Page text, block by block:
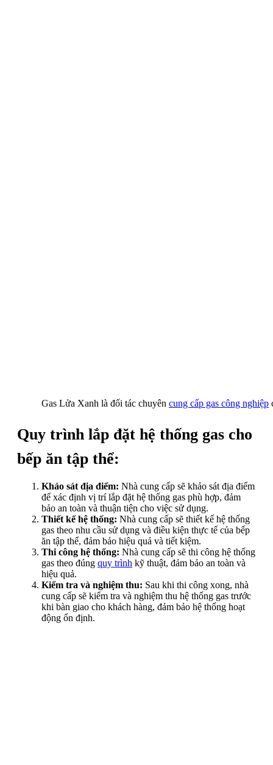
Gas Lửa Xanh là đối tác chuyên cung cấp gas công nghiệp
Quy trình lắp đặt hệ thống gas cho
bếp ăn tập thể:
Khảo sát địa điểm: Nhà cung cấp sẽ khảo sát địa điểm
để xác định vị trí lắp đặt hệ thống gas phù hợp, đảm
bảo an toàn và thuận tiện cho việc sử dụng.
Thiết kế hệ thống: Nhà cung cấp sẽ thiết kế hệ thống
gas theo nhu cầu sử dụng và điều kiện thực tế của bếp
ăn tập thể, đảm bảo hiệu quả và tiết kiệm.
Thi công hệ thống: Nhà cung cấp sẽ thi công hệ thống
gas theo đúng quy trình kỹ thuật, đảm bảo an toàn và
hiệu quả.
Kiểm tra và nghiệm thu: Sau khi thi công xong, nhà
cung cấp sẽ kiểm tra và nghiệm thu hệ thống gas trước
khi bàn giao cho khách hàng, đảm bảo hệ thống hoạt
động ổn định.